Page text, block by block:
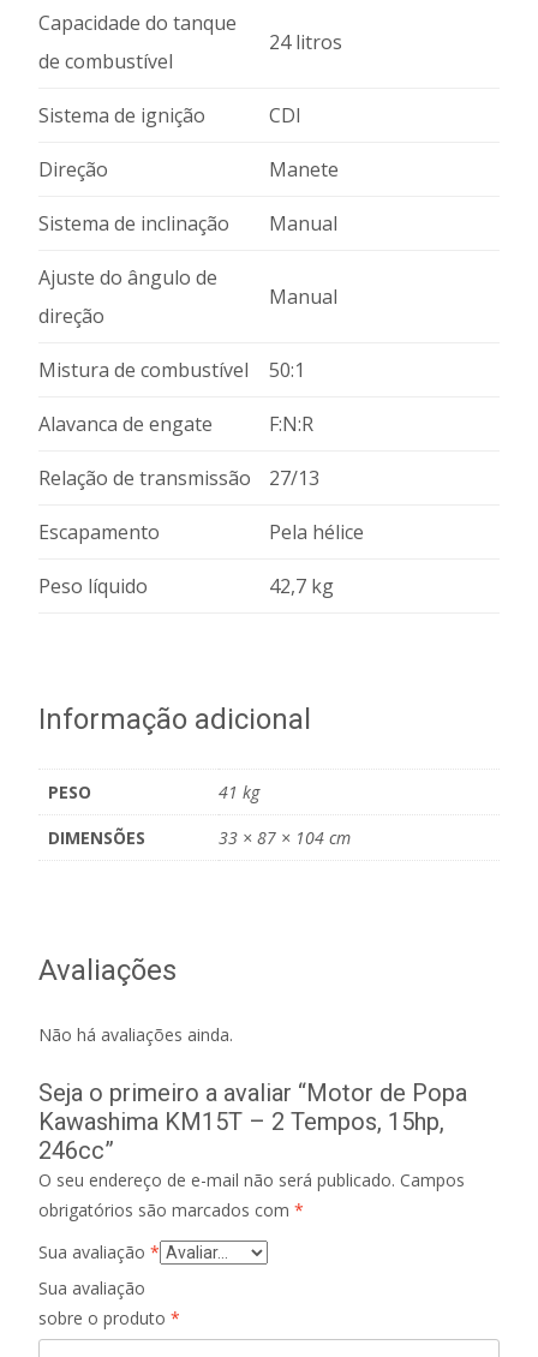
Capacidade do tanque
de combustível
24 litros
Sistema de ignição CDI
Direção Manete
Sistema de inclinação Manual
Ajuste do ângulo de
direção
Manual
Mistura de combustível 50:1
Alavanca de engate F:N:R
Relação de transmissão 27/13
Escapamento Pela hélice
Peso líquido 42,7 kg
Informação adicional
PESO
41 kg
DIMENSÕES
33 × 87 × 104 cm
Avaliações
Não há avaliações ainda.
Seja o primeiro a avaliar “Motor de Popa
Kawashima KM15T – 2 Tempos, 15hp,
246cc”
O seu endereço de e-mail não será publicado. Campos
obrigatórios são marcados com *
Sua avaliação *
Sua avaliação
sobre o produto *